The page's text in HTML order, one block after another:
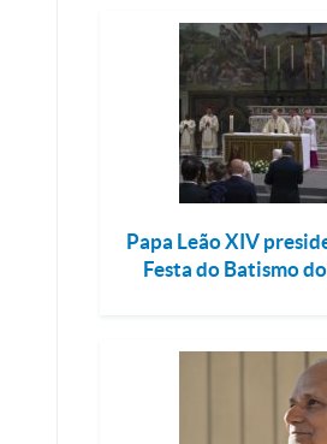
Papa Leão XIV
Festa do Batismo